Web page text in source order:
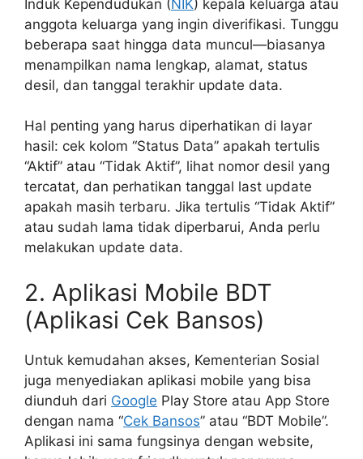
Induk Kependudukan (NIK) kepala keluarga atau
anggota keluarga yang ingin diverifikasi. Tunggu
beberapa saat hingga data muncul—biasanya
menampilkan nama lengkap, alamat, status
desil, dan tanggal terakhir update data.
Hal penting yang harus diperhatikan di layar
hasil: cek kolom “Status Data” apakah tertulis
“Aktif” atau “Tidak Aktif”, lihat nomor desil yang
tercatat, dan perhatikan tanggal last update
apakah masih terbaru. Jika tertulis “Tidak Aktif”
atau sudah lama tidak diperbarui, Anda perlu
melakukan update data.
2. Aplikasi Mobile BDT
(Aplikasi Cek Bansos)
Untuk kemudahan akses, Kementerian Sosial
juga menyediakan aplikasi mobile yang bisa
diunduh dari Google Play Store atau App Store
dengan nama “Cek Bansos” atau “BDT Mobile”.
Aplikasi ini sama fungsinya dengan website,